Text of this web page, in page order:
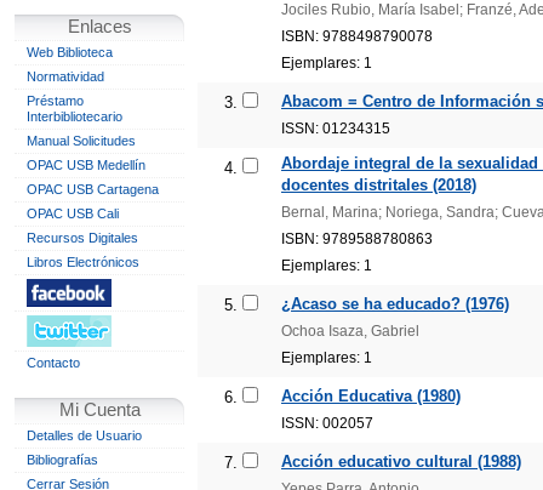
Enlaces
Web Biblioteca
Normatividad
Préstamo
Interbibliotecario
Manual Solicitudes
OPAC USB Medellín
OPAC USB Cartagena
OPAC USB Cali
Recursos Digitales
Libros Electrónicos
Contacto
Mi Cuenta
Detalles de Usuario
Bibliografías
Cerrar Sesión
Jociles Rubio, María Isabel; Franzé,
ISBN: 9788498790078
Ejemplares: 1
3. Abacom = Centro de Información
ISSN: 01234315
4.
Abordaje integral de la
docentes distritales (2018)
Bernal, Marina; Noriega, Sandra;
ISBN: 9789588780863
Ejemplares: 1
5. ¿Acaso se ha educado? (1976)
Ochoa Isaza, Gabriel
Ejemplares: 1
6. Acción Educativa (1980)
ISSN: 002057
7. Acción educativo cultural (1988)